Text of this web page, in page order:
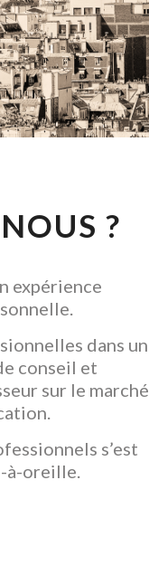
?
expérience
dans un
conseil et
sur le marché
s’est
à-oreille.